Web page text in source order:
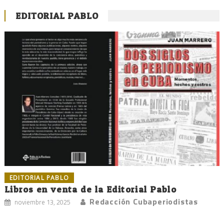
EDITORIAL PABLO
EDITORIAL PABLO
Libros en venta de la Editorial Pablo
noviembre 13, 2025 Redacción Cubaperiodistas